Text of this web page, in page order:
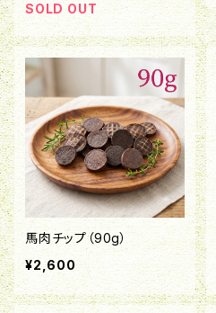
SOLD OUT
馬肉チップ（90g）
¥2,600